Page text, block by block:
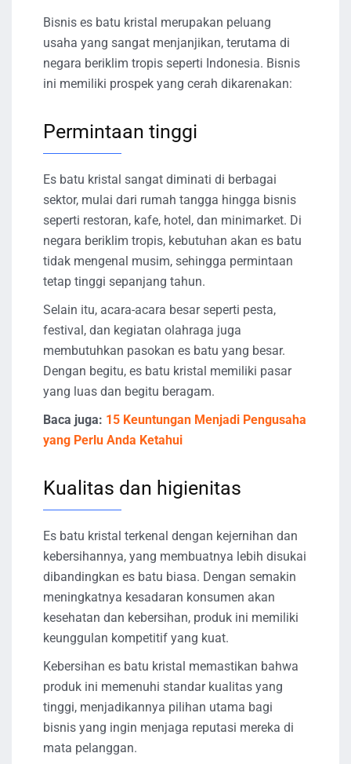
Bisnis es batu kristal merupakan peluang
usaha yang sangat menjanjikan, terutama di
negara beriklim tropis seperti Indonesia. Bisnis
ini memiliki prospek yang cerah dikarenakan:
Permintaan tinggi
Es batu kristal sangat diminati di berbagai
sektor, mulai dari rumah tangga hingga bisnis
seperti restoran, kafe, hotel, dan minimarket. Di
negara beriklim tropis, kebutuhan akan es batu
tidak mengenal musim, sehingga permintaan
tetap tinggi sepanjang tahun.
Selain itu, acara-acara besar seperti pesta,
festival, dan kegiatan olahraga juga
membutuhkan pasokan es batu yang besar.
Dengan begitu, es batu kristal memiliki pasar
yang luas dan begitu beragam.
Baca juga: 15 Keuntungan Menjadi Pengusaha
yang Perlu Anda Ketahui
Kualitas dan higienitas
Es batu kristal terkenal dengan kejernihan dan
kebersihannya, yang membuatnya lebih disukai
dibandingkan es batu biasa. Dengan semakin
meningkatnya kesadaran konsumen akan
kesehatan dan kebersihan, produk ini memiliki
keunggulan kompetitif yang kuat.
Kebersihan es batu kristal memastikan bahwa
produk ini memenuhi standar kualitas yang
tinggi, menjadikannya pilihan utama bagi
bisnis yang ingin menjaga reputasi mereka di
mata pelanggan.